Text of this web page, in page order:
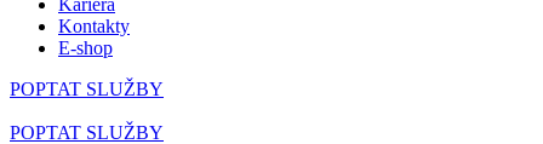
Kontakty
E-shop
POPTAT SLUŽBY
POPTAT SLUŽBY